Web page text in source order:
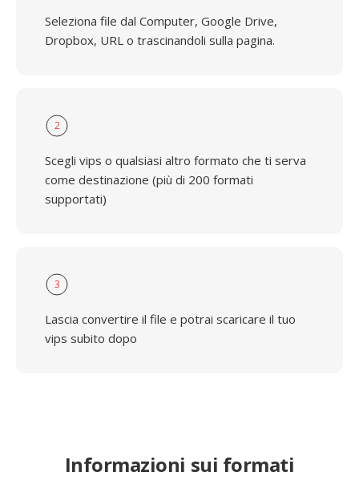
Seleziona file dal Computer, Google Drive,
Dropbox, URL o trascinandoli sulla pagina.
2
Scegli vips o qualsiasi altro formato che ti serva
come destinazione (più di 200 formati
supportati)
3
Lascia convertire il file e potrai scaricare il tuo
vips subito dopo
Informazioni sui formati